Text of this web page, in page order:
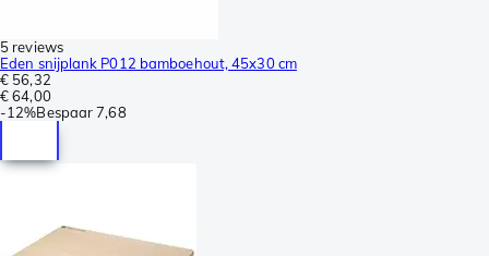
5 reviews
Eden snijplank P012 bamboehout, 45x30 cm
€ 56,32
€ 64,00
-12%Bespaar 7,68